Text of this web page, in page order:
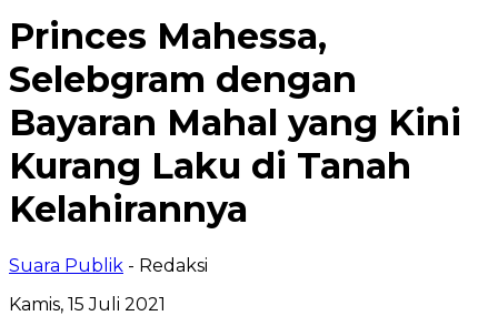
Princes Mahessa,
Selebgram dengan
Bayaran Mahal yang Kini
Kurang Laku di Tanah
Kelahirannya
Suara Publik - Redaksi
Kamis, 15 Juli 2021